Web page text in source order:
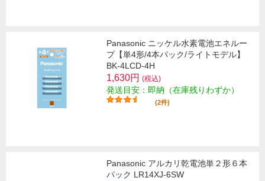
Panasonic ニッケル水素電池エネルー
プ【単4形/4本パック/ライトモデル】
BK-4LCD-4H
1,630円 (税込)
発送目安：即納（在庫残りわずか）
(2件)
Panasonic アルカリ乾電池単２形６本
パック LR14XJ-6SW